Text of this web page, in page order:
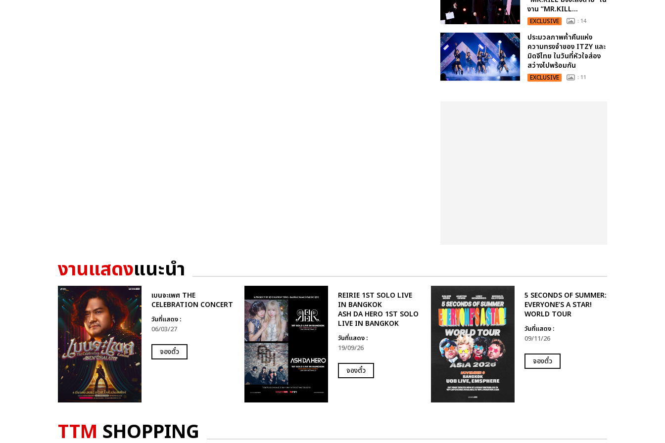
งาน “MR.KILL...
EXCLUSIVE : 14
ประมวลภาพค่ำคืนแห่ง
ความทรงจำของ ITZY และ
มิดจีไทย ในวันที่หัวใจส่อง
สว่างไปพร้อมกัน
EXCLUSIVE : 11
งานแสดงแนะนำ
เบนจะเพศ THE
CELEBRATION CONCERT
วันที่แสดง :
06/03/27
จองตั๋ว
REIRIE 1ST SOLO LIVE
IN BANGKOK
ASH DA HERO 1ST SOLO
LIVE IN BANGKOK
วันที่แสดง :
19/09/26
จองตั๋ว
5 SECONDS OF SUMMER:
EVERYONE’S A STAR!
WORLD TOUR
วันที่แสดง :
09/11/26
จองตั๋ว
TTM SHOPPING